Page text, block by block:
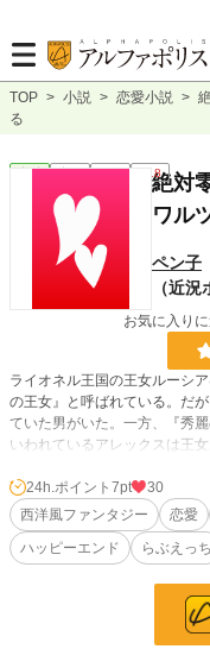
TOP > 小説 > 恋愛小説 >
る
恋愛 完結 長編 R18絶対
ワル
ペン子
（近況
お気に入り
ライオネル王国の王女ルーシ
の王女』と呼ばれている。だ
ていた男がいた。一方、『秀
いわれているアレックスは王
友人に賭けを持ちかけられる
※以前、別名義でムーンライト
ものになります（現在は諸事
※R18のあるサブタイには＊を
37,056 位 /
24h.ポイント 7pt
30
西洋風ファンタジー
恋愛
ハッピーエンド
らぶえっち